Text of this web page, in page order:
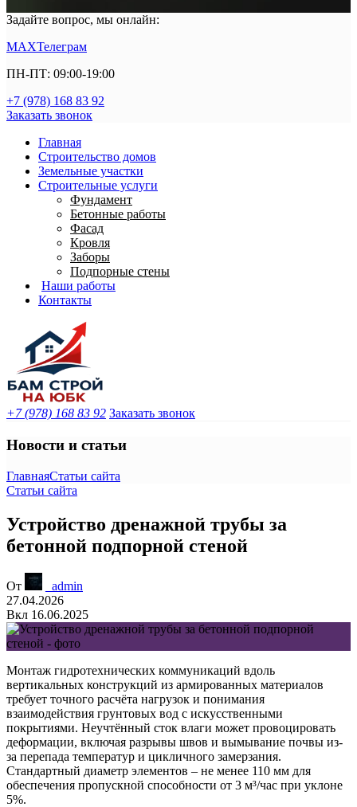
Задайте вопрос, мы онлайн:
MAXТелеграм
ПН-ПТ: 09:00-19:00
+7 (978) 168 83 92
Заказать звонок
Главная
Строительство домов
Земельные участки
Строительные услуги
Фундамент
Бетонные работы
Фасад
Кровля
Заборы
Подпорные стены
Наши работы
Контакты
+7 (978) 168 83 92 Заказать звонок
Новости и статьи
ГлавнаяСтатьи сайта
Статьи сайта
Устройство дренажной трубы за
бетонной подпорной стеной
От
_admin
27.04.2026
Вкл 16.06.2025
Монтаж гидротехнических коммуникаций вдоль
вертикальных конструкций из армированных материалов
требует точного расчёта нагрузок и понимания
взаимодействия грунтовых вод с искусственными
покрытиями. Неучтённый сток влаги может провоцировать
деформации, включая разрывы швов и вымывание почвы из-
за перепада температур и цикличного замерзания.
Стандартный диаметр элементов – не менее 110 мм для
обеспечения пропускной способности от 3 м³/час при уклоне
5%.